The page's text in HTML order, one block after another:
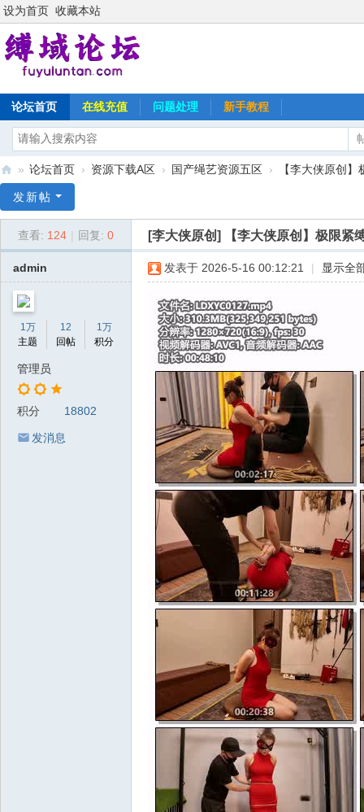
设为首页 收藏本站
论坛首页 在线充值 问题处理 新手教程
域
» 论坛首页 › 资源下载A区 › 国产绳艺资源五区 › 【李大侠原创
发新帖
查看: 124 回复: 0 [李大侠原创] 【李大侠原创】极限紧
admin
1万
主题
12
回帖
1万
积分
管理员
积分 18802
发消息
发表于 2026-5-16 00:12:21 显示全